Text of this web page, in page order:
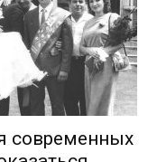
мира
современных